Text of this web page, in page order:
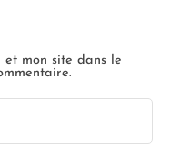
et mon site dans le